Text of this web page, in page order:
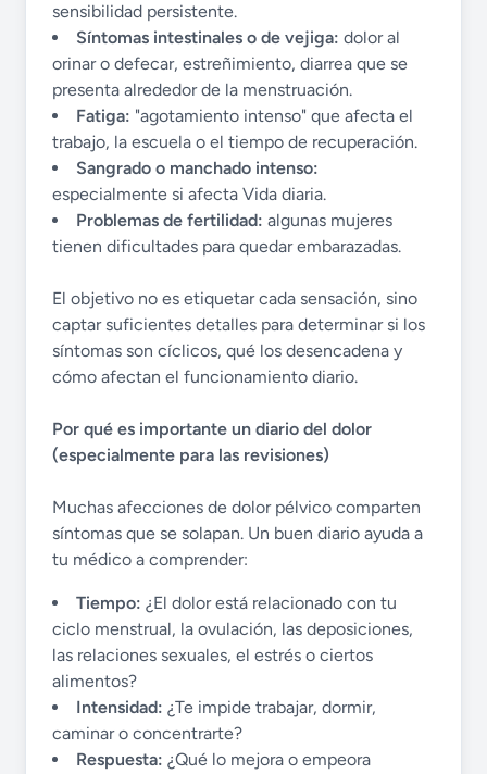
sensibilidad persistente.
Síntomas intestinales o de vejiga: dolor al
orinar o defecar, estreñimiento, diarrea que se
presenta alrededor de la menstruación.
Fatiga: "agotamiento intenso" que afecta el
trabajo, la escuela o el tiempo de recuperación.
Sangrado o manchado intenso:
especialmente si afecta Vida diaria.
Problemas de fertilidad: algunas mujeres
tienen dificultades para quedar embarazadas.
El objetivo no es etiquetar cada sensación, sino
captar suficientes detalles para determinar si los
síntomas son cíclicos, qué los desencadena y
cómo afectan el funcionamiento diario.
Por qué es importante un diario del dolor
(especialmente para las revisiones)
Muchas afecciones de dolor pélvico comparten
síntomas que se solapan. Un buen diario ayuda a
tu médico a comprender:
Tiempo: ¿El dolor está relacionado con tu
ciclo menstrual, la ovulación, las deposiciones,
las relaciones sexuales, el estrés o ciertos
alimentos?
Intensidad: ¿Te impide trabajar, dormir,
caminar o concentrarte?
Respuesta: ¿Qué lo mejora o empeora